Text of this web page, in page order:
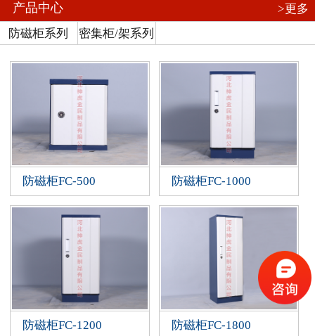
产品中心
>更多
防磁柜系列
密集柜/架系列
防磁柜FC-500 防磁柜FC-1000
防磁柜FC-1200 防磁柜FC-1800